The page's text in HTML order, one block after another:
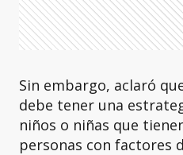
Sin embargo, aclaró
debe tener una
niños o niñas que
personas con factores